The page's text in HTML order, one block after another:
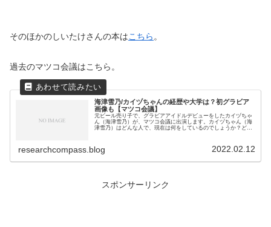
そのほかのしいたけさんの本はこちら 。
過去のマツコ会議はこちら。
海津雪乃/カイヅちゃんの経歴や大学は？初グラビア
画像も【マツコ会議】
元ビール売り子で、グラビアアイドルデビューをしたカイヅちゃ
ん（海津雪乃）が、マツコ会議に出演します。カイヅちゃん（海
津雪乃）はどんな人で、現在は何をしているのでしょうか？どん
researchcompass.blog 2022.02.12
スポンサーリンク